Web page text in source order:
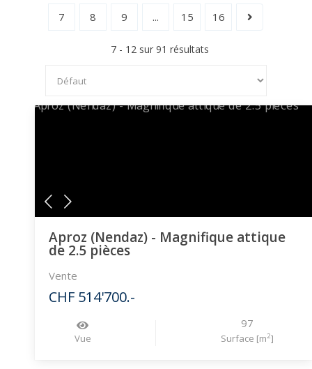
7 8 9 ... 15 16
7 - 12 sur 91 résultats
Aproz (Nendaz) - Magnifique attique
de 2.5 pièces
Vente
CHF 514'700.-
Vue
97
Surface [m2]